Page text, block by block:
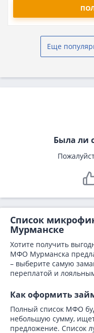
Еще
Была ли
Список
Мурманске
Хотите получить
МФО Мурманска
– выберите самую
переплатой и
Как оформить
Полный список МФО
небольшую сумму,
предложение. Список